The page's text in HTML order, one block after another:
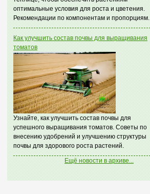
оптимальные условия для роста и цветения.
Рекомендации по компонентам и пропорциям.
Как улучшить состав почвы для выращивания
томатов
Узнайте, как улучшить состав почвы для
успешного выращивания томатов. Советы по
внесению удобрений и улучшению структуры
почвы для здорового роста растений.
Ещё новости в архиве...